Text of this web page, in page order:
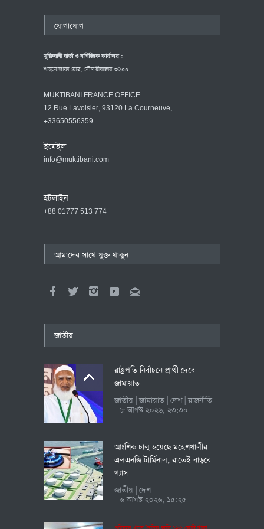
যোগাযোগ
মুক্তিবাণী বার্তা ও বাণিজ্যিক কার্যালয় :
শাহমোস্তাফা রোড, মৌলভীবাজার-৩২০০
MUKTIBANI FRANCE OFFICE
12 Rue Lavoisier, 93120 La Courneuve,
+33650556359
ইমেইল
info@muktibani.com
হটলাইন
+88 01777 513 774
আমাদের সাথে যুক্ত থাকুন
জাতীয়
রাষ্ট্রপতি নির্বাচনে প্রার্থী দেবে
জামায়াত
জাতীয় |জামায়াত দেশ|রাজনীতি
৮ আগস্ট ২০২৬, ২৩:৩০
আংশিক চালু হয়েছে মহেশখালীর
এলএনজি টার্মিনাল, রাতেই বাড়বে
গ্যাস
জাতীয় দেশ
৬ আগস্ট ২০২৬, ১৫:২৫